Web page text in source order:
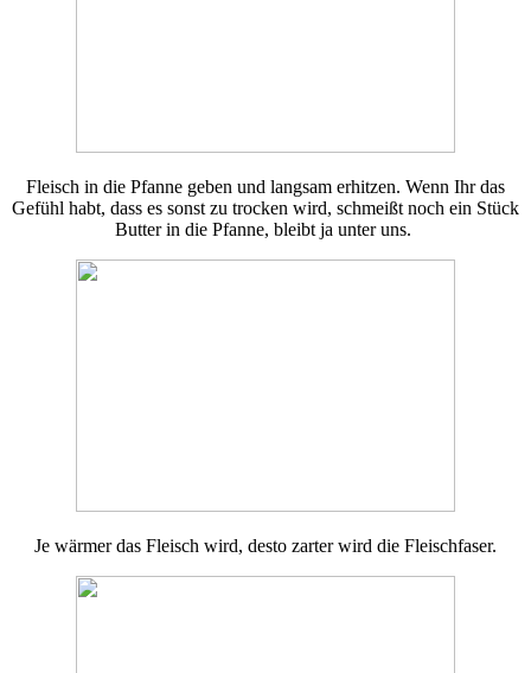
Fleisch in die Pfanne geben und langsam erhitzen. Wenn Ihr das
Gefühl habt, dass es sonst zu trocken wird, schmeißt noch ein Stück
Butter in die Pfanne, bleibt ja unter uns.
Je wärmer das Fleisch wird, desto zarter wird die Fleischfaser.